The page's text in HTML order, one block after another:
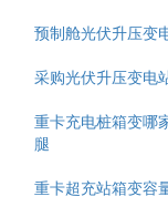
预制舱光伏升压变
采购光伏升压变电
重卡充电桩箱变哪
腿
重卡超充站箱变容